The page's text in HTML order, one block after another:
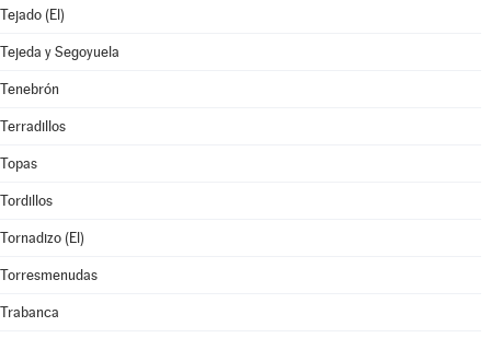
Tejado (El)
Tejeda y Segoyuela
Tenebrón
Terradillos
Topas
Tordillos
Tornadizo (El)
Torresmenudas
Trabanca